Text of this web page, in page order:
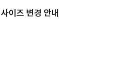
이즈 변경 안내